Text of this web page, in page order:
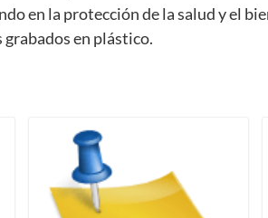
en la protección de la salud y el
grabados en plástico.